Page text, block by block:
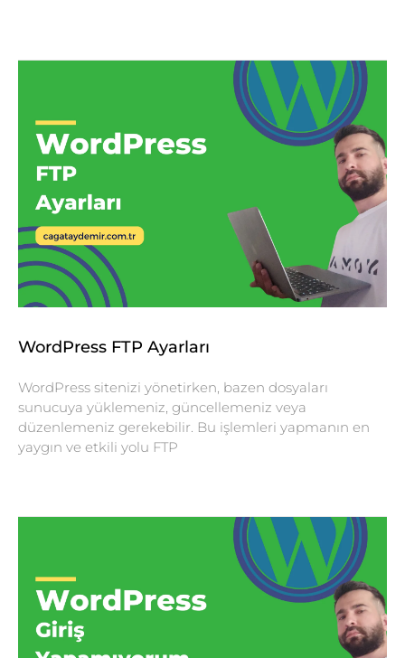
WordPress FTP Ayarları
WordPress sitenizi yönetirken, bazen dosyaları
sunucuya yüklemeniz, güncellemeniz veya
düzenlemeniz gerekebilir. Bu işlemleri yapmanın en
yaygın ve etkili yolu FTP